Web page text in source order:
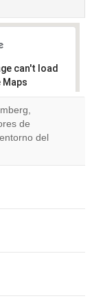
can't load
Maps
OK
de
del